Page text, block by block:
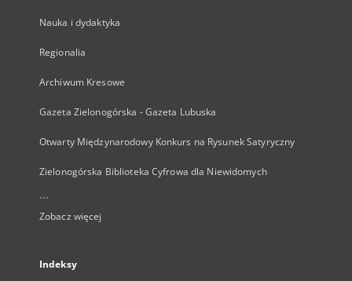
Nauka i dydaktyka
Regionalia
Archiwum Kresowe
Gazeta Zielonogórska - Gazeta Lubuska
Otwarty Międzynarodowy Konkurs na Rysunek Satyryczny
Zielonogórska Biblioteka Cyfrowa dla Niewidomych
...
Zobacz więcej
Indeksy